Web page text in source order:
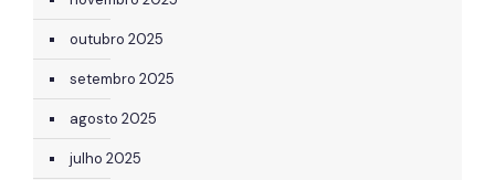
outubro 2025
setembro 2025
agosto 2025
julho 2025